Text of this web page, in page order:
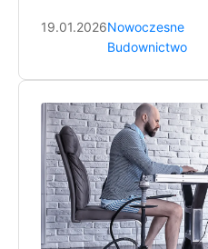
19.01.2026Nowoczesne
Budownictwo